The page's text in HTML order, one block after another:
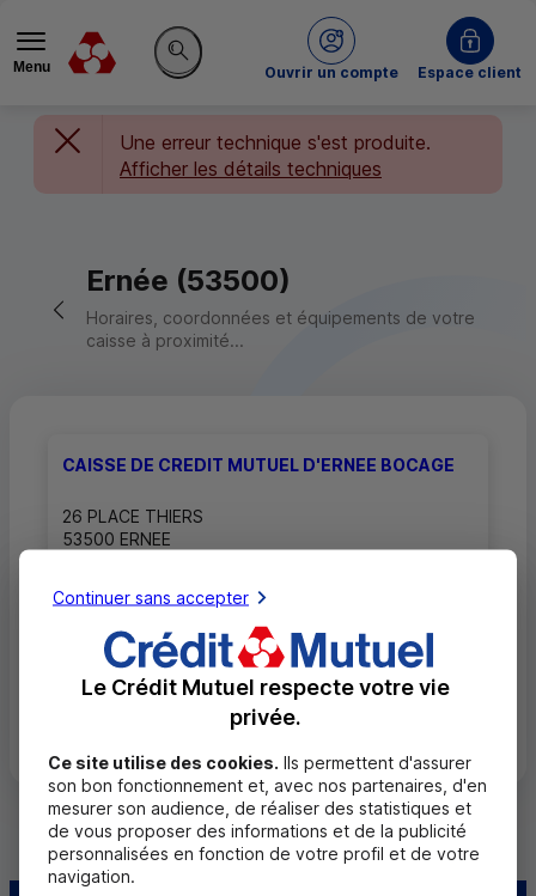
Menu
Rechercher sur le site
Ouvrir un compte
du Crédit MutuelEspace client
Une erreur technique s'est produite.
Afficher les détails techniques
Retour vers la page précédente
Ernée (53500)
Horaires, coordonnées et équipements de votre
caisse à proximité...
CAISSE DE CREDIT MUTUEL D'ERNEE BOCAGE
26 PLACE THIERS
53500 ERNEE
Ouvert, jusqu'à 12h30
Toutes les localités
Continuer sans accepter
Le Crédit Mutuel respecte votre vie
privée.
Ce site utilise des cookies. Ils permettent d'assurer
son bon fonctionnement et, avec nos partenaires, d'en
mesurer son audience, de réaliser des statistiques et
de vous proposer des informations et de la publicité
personnalisées en fonction de votre profil et de votre
navigation.